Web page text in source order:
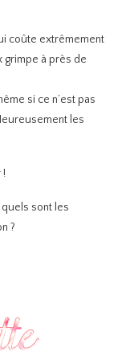
coûte extrêmement
grimpe à près de
si ce n’est pas
les
!
sont les
?